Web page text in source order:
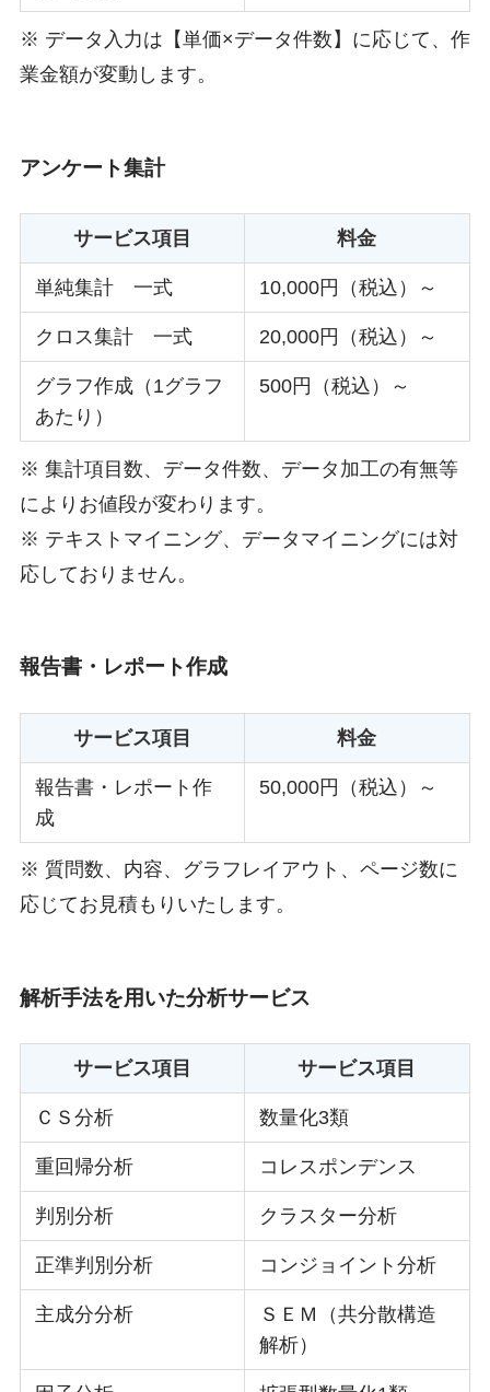
※ データ入力は【単価×データ件数】に応じて、作
業金額が変動します。
アンケート集計
サービス項目 料金
単純集計 一式 10,000円（税込）～
クロス集計 一式 20,000円（税込）～
グラフ作成（1グラフ
あたり）
500円（税込）～
※ 集計項目数、データ件数、データ加工の有無等
によりお値段が変わります。
※ テキストマイニング、データマイニングには対
応しておりません。
報告書・レポート作成
サービス項目 料金
報告書・レポート作
成
50,000円（税込）～
※ 質問数、内容、グラフレイアウト、ページ数に
応じてお見積もりいたします。
解析手法を用いた分析サービス
サービス項目 サービス項目
ＣＳ分析 数量化3類
重回帰分析 コレスポンデンス
判別分析 クラスター分析
正準判別分析 コンジョイント分析
主成分分析
ＳＥＭ（共分散構造
解析）